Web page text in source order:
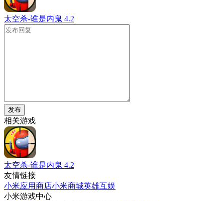
太空杀-谁是内鬼 4.2
发布
相关游戏
太空杀-谁是内鬼 4.2
友情链接
小米应用商店小米商城英雄互娱
小米游戏中心